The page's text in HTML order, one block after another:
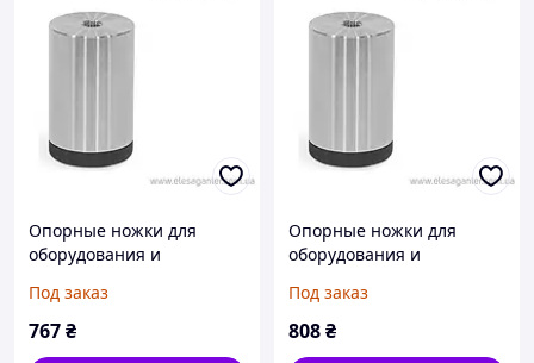
Опорные ножки для
оборудования и
монтаж, закрытые
отверстия GN 440-20-30-
Под заказ
767₴
Опорные ножки для
оборудования и
монтаж, закрытые
отверстия GN 440-25-25-
Под заказ
808₴